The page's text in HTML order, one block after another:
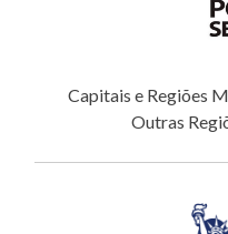
Capitais e Regiões
Outras